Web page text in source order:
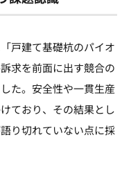
戸建て基礎杭のパイオ
求を前面に出す競合の
た。安全性や一貫生産
ており、その結果とし
り切れていない点に採